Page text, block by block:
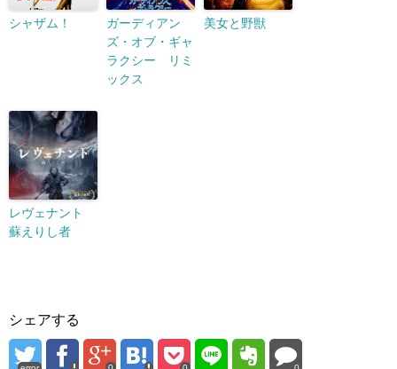
シャザム！
ガーディアン
ズ・オブ・ギャ
ラクシー リミ
ックス
美女と野獣
レヴェナント
蘇えりし者
シェアする